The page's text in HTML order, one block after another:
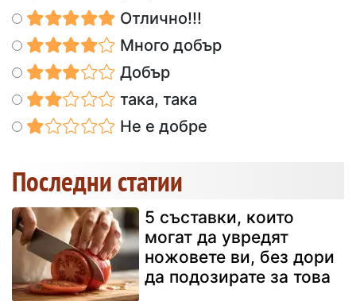
Отлично!!!
Много добър
Добър
така, така
Не е добре
Последни статии
5 съставки, които
могат да увредят
ножовете ви, без дори
да подозирате за това